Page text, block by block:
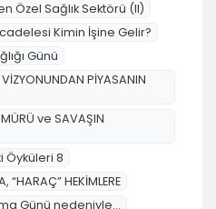
Özel Sağlık Sektörü (II)
Kimin İşine Gelir?
Günü
PİYASANIN
ve SAVAŞIN
Öyküleri 8
“HARAÇ” HEKİMLERE
Günü nedeniyle...